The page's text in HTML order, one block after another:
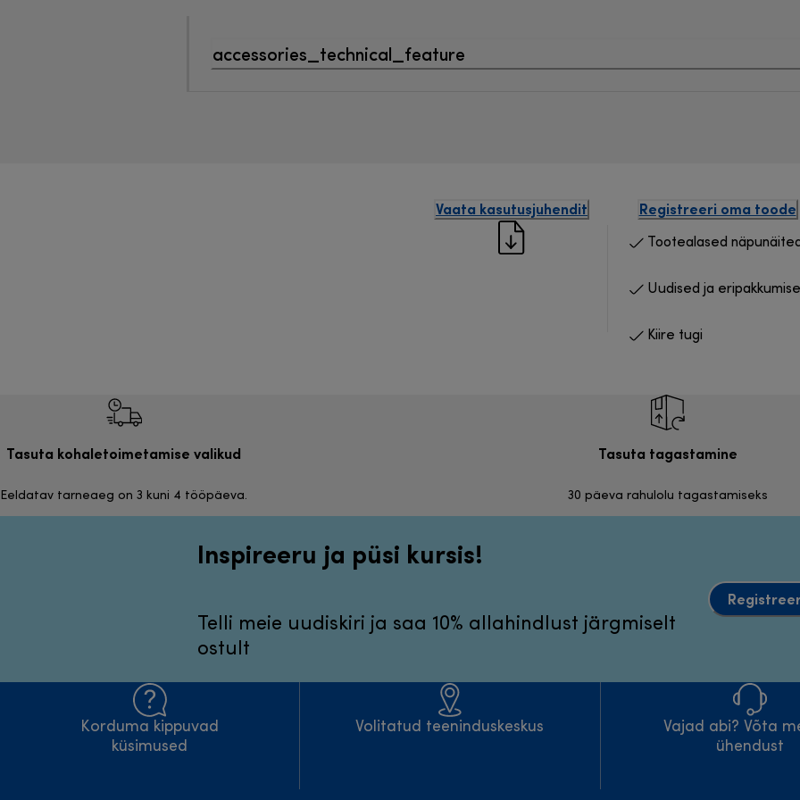
accessories_technical_feature
Vaata kasutusjuhendit Registreeri oma toode
Tootealased
Uudised ja
Kiire tugi
Tasuta kohaletoimetamise valikud
Eeldatav tarneaeg on 3 kuni 4 tööpäeva.
Tasuta tagastamine
30 päeva rahulolu tagastamiseks
Inspireeru ja püsi kursis!
Telli meie uudiskiri ja saa 10% allahindlust järgmiselt
ostult
Korduma kippuvad
küsimused
Volitatud teeninduskeskus
Vajad abi? Võta
ühendust